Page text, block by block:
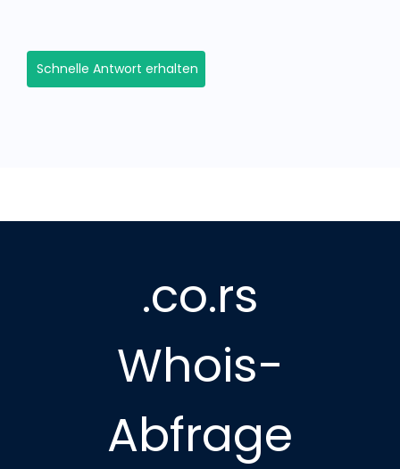
Schnelle Antwort erhalten
.co.rs
Whois-
Abfrage